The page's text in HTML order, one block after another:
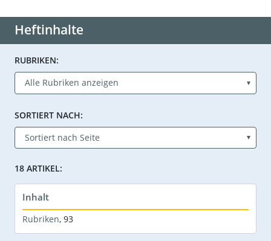
Heftinhalte
RUBRIKEN:
SORTIERT NACH:
18 ARTIKEL:
Inhalt
Rubriken, 93